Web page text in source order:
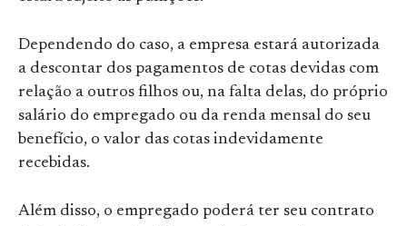
Dependendo do caso, a empresa estará autorizada
a descontar dos pagamentos de cotas devidas com
relação a outros filhos ou, na falta delas, do próprio
salário do empregado ou da renda mensal do seu
benefício, o valor das cotas indevidamente
recebidas.
Além disso, o empregado poderá ter seu contrato